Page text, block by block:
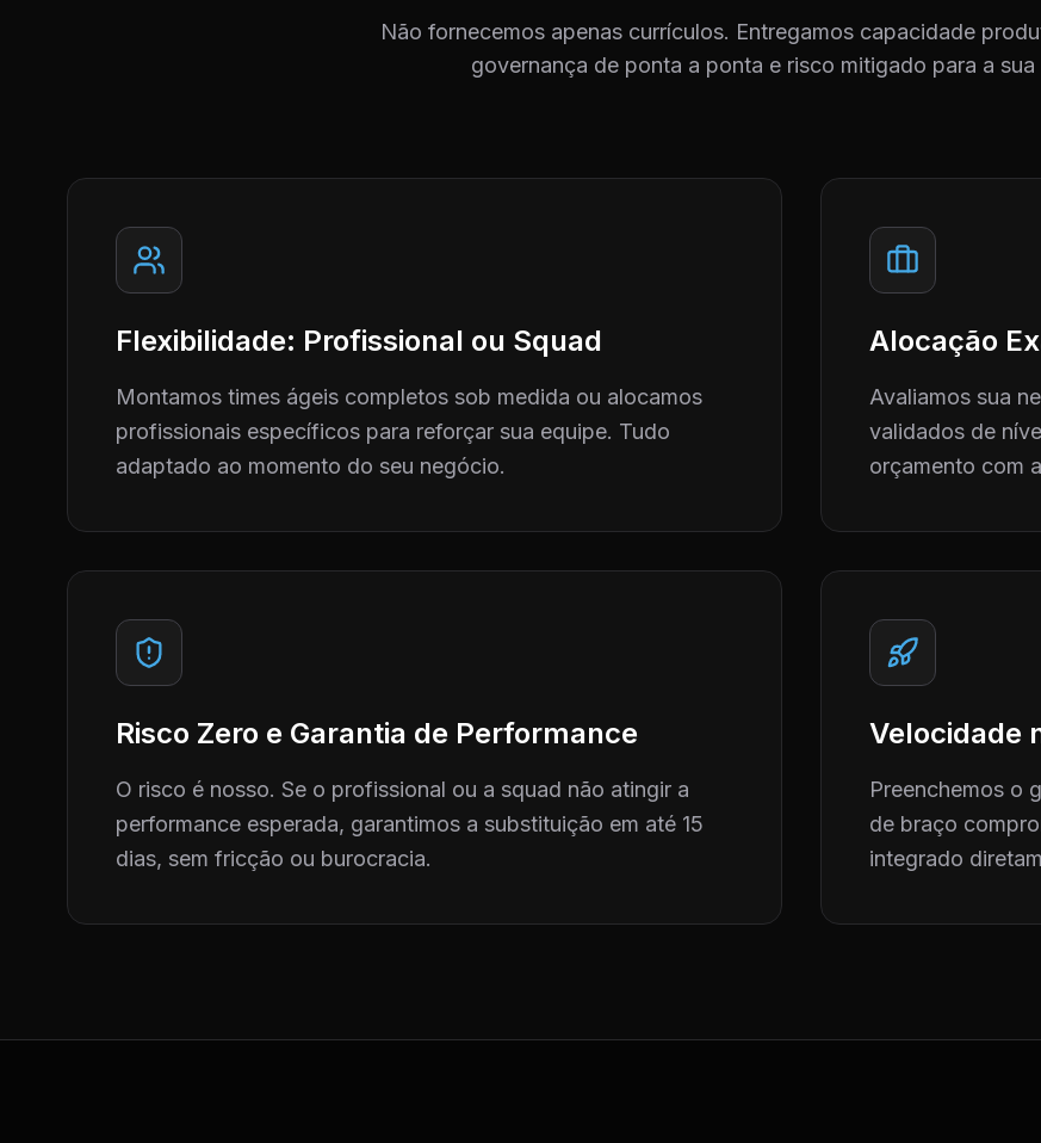
Não fornecemos apenas currículos. Entregamos capacidade
governança de ponta a ponta e risco mitigado para a sua
Flexibilidade: Profissional ou Squad
Montamos times ágeis completos sob medida ou alocamos
profissionais específicos para reforçar sua equipe. Tudo
adaptado ao momento do seu negócio.
Alocação
Avaliamos sua
validados de
orçamento com
Risco Zero e Garantia de Performance
O risco é nosso. Se o profissional ou a squad não atingir a
performance esperada, garantimos a substituição em até 15
dias, sem fricção ou burocracia.
Velocidade
Preenchemos o
de braço
integrado